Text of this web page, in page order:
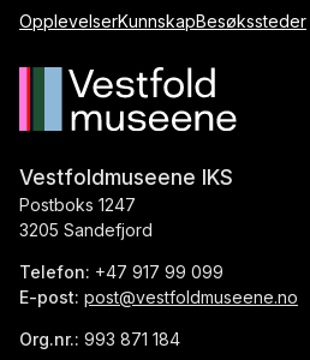
OpplevelserKunnskapBesøkssteder
Vestfoldmuseene IKS
Postboks 1247
3205 Sandefjord
Telefon: +47 917 99 099
E-post: post@vestfoldmuseene.no
Org.nr.: 993 871 184